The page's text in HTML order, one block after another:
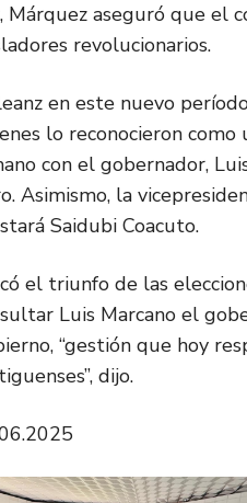
aseguró que el
revolucionarios.
en este nuevo
lo reconocieron
con el gobernador,
Asimismo, la
Saidubi Coacuto.
el triunfo de las
Luis Marcano el
“gestión que hoy
dijo.